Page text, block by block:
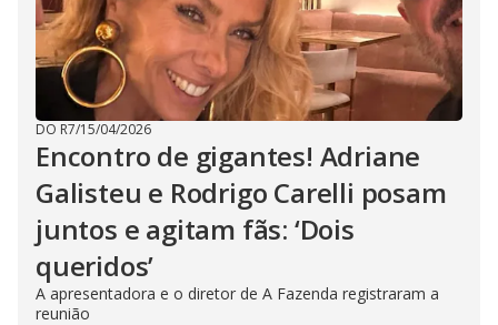
DO R7/15/04/2026
Encontro de gigantes! Adriane
Galisteu e Rodrigo Carelli posam
juntos e agitam fãs: ‘Dois
queridos’
A apresentadora e o diretor de A Fazenda registraram a
reunião